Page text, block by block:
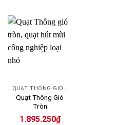
QUẠT THÔNG GIÓ CÔNG NGHIỆP
Quạt Thông Gió
Tròn
1.895.250₫